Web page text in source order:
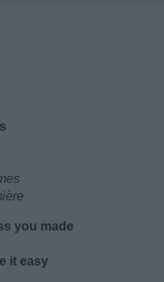
you made
it easy